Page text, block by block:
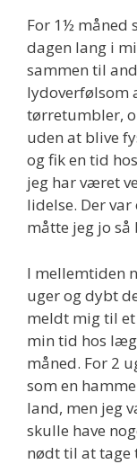
For 1½ måned
dagen lang i
sammen til
lydoverfølsom
tørretumbler,
uden at blive
og fik en tid
jeg har været
lidelse. Der
måtte jeg jo så
I mellemtiden
uger og dybt
meldt mig til
min tid hos
måned. For 2
som en
land, men jeg
skulle have
nødt til at tage